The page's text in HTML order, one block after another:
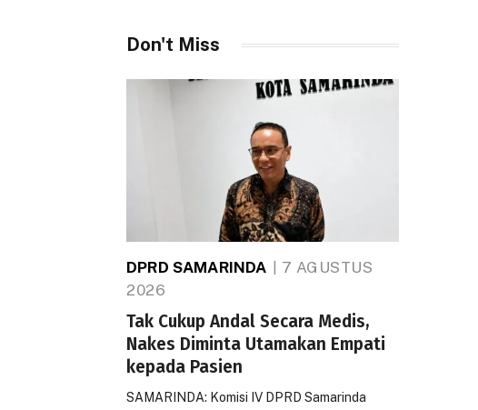
Don't Miss
DPRD SAMARINDA
7 AGUSTUS
2026
Tak Cukup Andal Secara Medis,
Nakes Diminta Utamakan Empati
kepada Pasien
SAMARINDA: Komisi IV DPRD Samarinda